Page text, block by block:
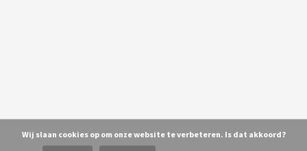
Wij slaan cookies op om onze website te verbeteren. Is dat akkoord?